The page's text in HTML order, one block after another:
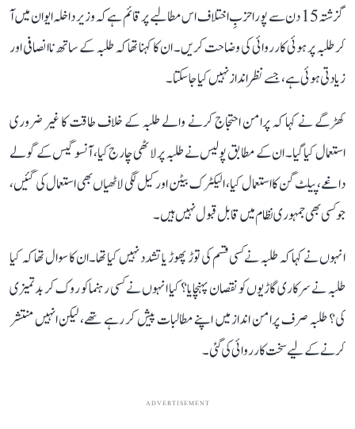
گزشتہ 15 دن سے پورا حزبِ اختلاف اس مطالبے پر قائم ہے کہ وزیر داخلہ ایوان میں آ
کر طلبہ پر ہوئی کارروائی کی وضاحت کریں۔ ان کا کہنا تھا کہ طلبہ کے ساتھ ناانصافی اور
زیادتی ہوئی ہے، جسے نظر انداز نہیں کیا جا سکتا۔
کھڑگے نے کہا کہ پرامن احتجاج کرنے والے طلبہ کے خلاف طاقت کا غیر ضروری
استعمال کیا گیا۔ ان کے مطابق پولیس نے طلبہ پر لاٹھی چارج کیا، آنسو گیس کے گولے
داغے، پیلٹ گن کا استعمال کیا، الیکٹرک بیٹن اور کیل لگی لاٹھیاں بھی استعمال کی گئیں،
جو کسی بھی جمہوری نظام میں قابل قبول نہیں ہیں۔
انہوں نے کہا کہ طلبہ نے کسی قسم کی توڑ پھوڑ یا تشدد نہیں کیا تھا۔ ان کا سوال تھا کہ کیا
طلبہ نے سرکاری گاڑیوں کو نقصان پہنچایا؟ کیا انہوں نے کسی رہنما کو روک کر بدتمیزی
کی؟ طلبہ صرف پرامن انداز میں اپنے مطالبات پیش کر رہے تھے، لیکن انہیں منتشر
کرنے کے لیے سخت کارروائی کی گئی۔
ADVERTISEMENT